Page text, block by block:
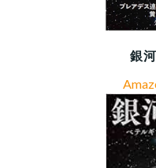
銀